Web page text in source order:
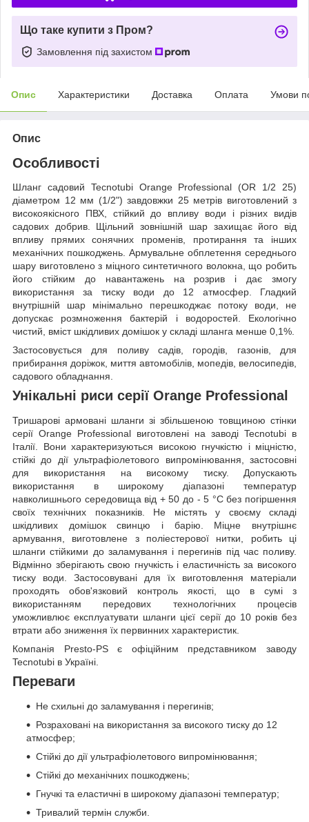
Що таке купити з Пром?
Замовлення під захистом
Опис Характеристики Доставка Оплата Умови
Опис
Особливості
Шланг садовий Tecnotubi Orange Professional (OR 1/2 25)
діаметром 12 мм (1/2") завдовжки 25 метрів виготовлений з
високоякісного ПВХ, стійкий до впливу води і різних видів
садових добрив. Щільний зовнішній шар захищає його від
впливу прямих сонячних променів, протирання та інших
механічних пошкоджень. Армувальне обплетення середнього
шару виготовлено з міцного синтетичного волокна, що робить
його стійким до навантажень на розрив і дає змогу
використання за тиску води до 12 атмосфер. Гладкий
внутрішній шар мінімально перешкоджає потоку води, не
допускає розмноження бактерій і водоростей. Екологічно
чистий, вміст шкідливих домішок у складі шланга менше 0,1%.
Застосовується для поливу садів, городів, газонів, для
прибирання доріжок, миття автомобілів, мопедів, велосипедів,
садового обладнання.
Унікальні риси серії Orange Professional
Тришарові армовані шланги зі збільшеною товщиною стінки
серії Orange Professional виготовлені на заводі Tecnotubi в
Італії. Вони характеризуються високою гнучкістю і міцністю,
стійкі до дії ультрафіолетового випромінювання, застосовні
для використання на високому тиску. Допускають
використання в широкому діапазоні температур
навколишнього середовища від + 50 до - 5 °C без погіршення
своїх технічних показників. Не містять у своєму складі
шкідливих домішок свинцю і барію. Міцне внутрішнє
армування, виготовлене з поліестерової нитки, робить ці
шланги стійкими до заламування і перегинів під час поливу.
Відмінно зберігають свою гнучкість і еластичність за високого
тиску води. Застосовувані для їх виготовлення матеріали
проходять обов'язковий контроль якості, що в сумі з
використанням передових технологічних процесів
уможливлює експлуатувати шланги цієї серії до 10 років без
втрати або зниження їх первинних характеристик.
Компанія Presto-PS є офіційним представником заводу
Tecnotubi в Україні.
Переваги
Не схильні до заламування і перегинів;
Розраховані на використання за високого тиску до 12
атмосфер;
Стійкі до дії ультрафіолетового випромінювання;
Стійкі до механічних пошкоджень;
Гнучкі та еластичні в широкому діапазоні температур;
Тривалий термін служби.